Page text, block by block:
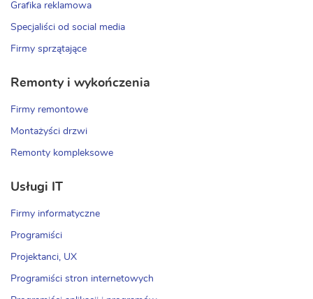
Grafika reklamowa
Specjaliści od social media
Firmy sprzątające
Remonty i wykończenia
Firmy remontowe
Montażyści drzwi
Remonty kompleksowe
Usługi IT
Firmy informatyczne
Programiści
Projektanci, UX
Programiści stron internetowych